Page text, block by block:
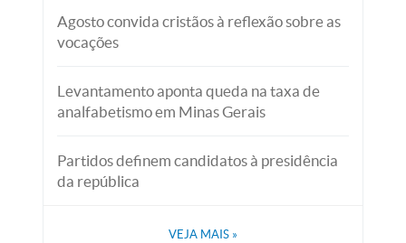
Agosto convida cristãos à reflexão sobre as
vocações
Levantamento aponta queda na taxa de
analfabetismo em Minas Gerais
Partidos definem candidatos à presidência
da república
VEJA MAIS »